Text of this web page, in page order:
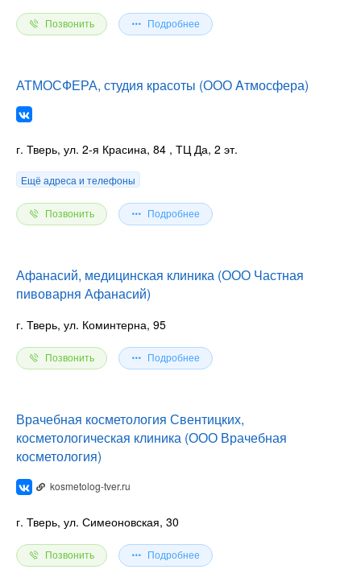
Позвонить Подробнее
АТМОСФЕРА, студия красоты (ООО Aтмосфера)
г. Тверь, ул. 2-я Красина, 84 , ТЦ Да, 2 эт.
Ещё адреса и телефоны
Позвонить Подробнее
Афанасий, медицинская клиника (ООО Частная
пивоварня Афанасий)
г. Тверь, ул. Коминтерна, 95
Позвонить Подробнее
Врачебная косметология Свентицких,
косметологическая клиника (ООО Врачебная
косметология)
kosmetolog-tver.ru
г. Тверь, ул. Симеоновская, 30
Позвонить Подробнее